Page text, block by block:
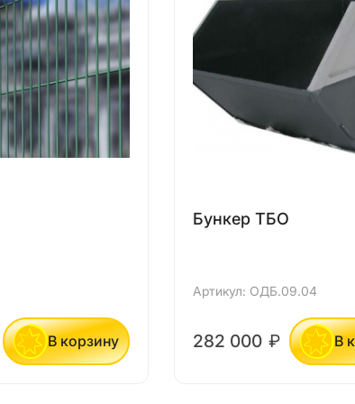
В корзину
Бункер ТБО
Артикул: ОДБ.09.04
282 000 ₽ В